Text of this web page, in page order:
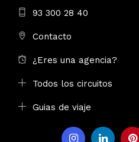
93 300 28 40
Contacto
¿Eres una agencia?
Todos los circuitos
Guias de viaje